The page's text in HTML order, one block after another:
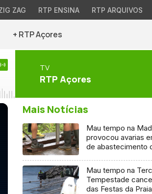
ZAG RTP ENSINA RTP ARQUIVOS
+ RTP Açores
TV
RTP Açores
Mais Notícias
Mau tempo na
provocou avarias
de abastecimento
Mau tempo na
Tempestade
das Festas da Praia